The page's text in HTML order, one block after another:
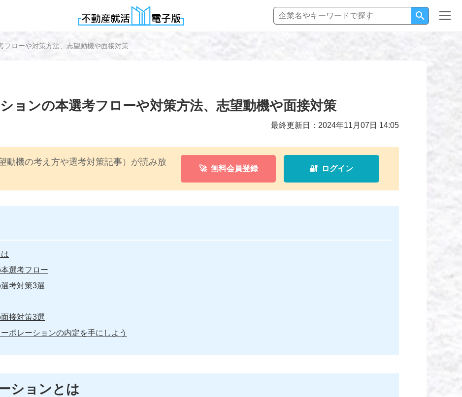
フローや対策方法、志望動機や面接対策
ョンの本選考フローや対策方法、志望動機や面接対策
最終更新日：2024年11月07日 14:05
動機の考え方や選考対策記事）が読み放
🚀 無料会員登録 🔐 ログイン
選考フロー
考対策3選
接対策3選
ポレーションの内定を手にしよう
ションとは